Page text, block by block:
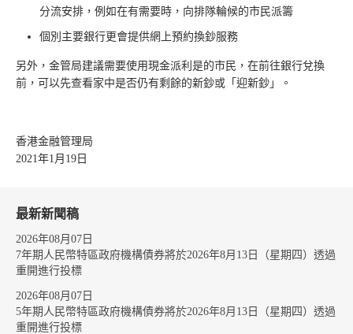
分流安排，例如在有需要時，向排隊輪候的市民派籌
個別主要銀行更會提供網上預約換鈔服務
另外，金管局建議需要使用現金派利是的市民，在前往銀行兌換
前，可以先查看家中是否仍有剩餘的新鈔或「迎新鈔」。
香港金融管理局
2021年1月19日
最新新聞稿
2026年08月07日
7年期人民幣特區政府機構債券將於2026年8月13日（星期四）透過
重開進行投標
2026年08月07日
5年期人民幣特區政府機構債券將於2026年8月13日（星期四）透過
重開進行投標